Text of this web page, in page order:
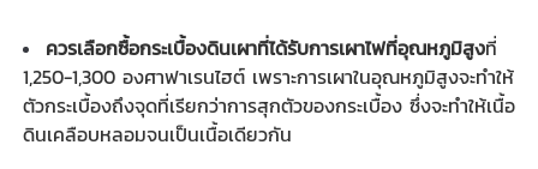
ควรเลือกซื้อกระเบื้องดินเผาที่ได้รับการเผาไฟที่อุณหภูมิสูงที่
1,250-1,300องศาฟาเรนไฮต์ เพราะการเผาในอุณหภูมิสูงจะทำให้
ตัวกระเบื้องถึงจุดที่เรียกว่าการสุกตัวของกระเบื้อง ซึ่งจะทำให้เนื้อ
ดินเคลือบหลอมจนเป็นเนื้อเดียวกัน